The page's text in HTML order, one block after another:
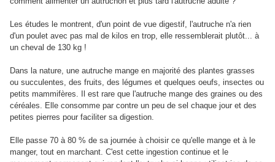
Les études le montrent, d'un point de vue digestif, l'autruche n'a rien
d'un poulet avec pas mal de kilos en trop, elle ressemblerait plutôt... à
un cheval de 130 kg !
Dans la nature, une autruche mange en majorité des plantes grasses
ou succulentes, des fruits, des légumes et quelques oeufs, insectes ou
petits mammifères. Il est rare que l'autruche mange des graines ou des
céréales. Elle consomme par contre un peu de sel chaque jour et des
petites pierres pour faciliter sa digestion.
Elle passe 70 à 80 % de sa journée à choisir ce qu'elle mange et à le
manger, tout en marchant. C'est cette ingestion continue et le